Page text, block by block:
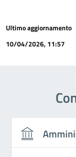
Ultimo aggiornamento
10/04/2026, 11:57